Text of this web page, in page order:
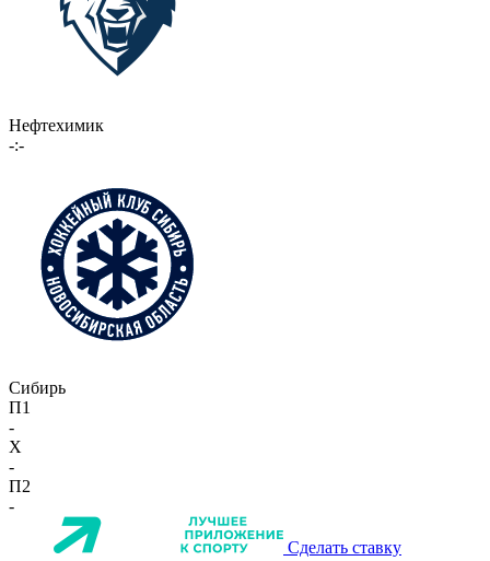
Нефтехимик
-:-
Сибирь
П1
-
X
-
П2
-
Сделать ставку